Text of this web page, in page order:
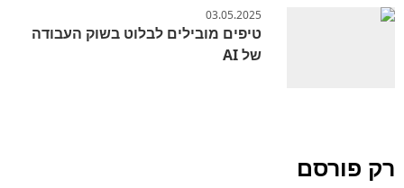
03.05.2025
טיפים מובילים לבלוט בשוק העבודה
של AI
רק פורסם